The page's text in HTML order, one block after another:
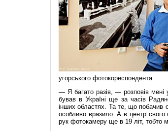
угорського фотокореспондента.
— Я багато разів, — розповів
бував в Україні ще за часів
інших областях. Та те, що побачив
особливо вразило. А в центр
рук фотокамеру ще в 19 літ, тобто